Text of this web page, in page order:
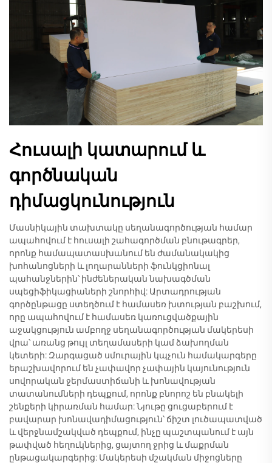
Հուսալի կատարում և
գործնական
դիմացկունություն
Մասնիկային տախտակը սեղանագործության համար
ապահովում է հուսալի շահագործման բնութագրեր,
որոնք համապատասխանում են ժամանակակից
խոհանոցների և լողարանների ֆունկցիոնալ
պահանջներին՝ ինժեներական նախագծման
սպեցիֆիկացիաների շնորհիվ: Արտադրության
գործընթացը ստեղծում է համասեռ խտության բաշխում,
որը ապահովում է համասեռ կառուցվածքային
աջակցություն ամբողջ սեղանագործության մակերեսի
վրա՝ առանց թույլ տեղամասերի կամ ձախողման
կետերի: Զարգացած սմուրային կպչուն համակարգերը
երաշխավորում են չափավոր չափային կայունություն
սովորական ջերմաստիճանի և խոնավության
տատանումների դեպքում, որոնք բնորոշ են բնակելի
շենքերի կիրառման համար: Նյութը ցուցաբերում է
բավարար խոնավադիմացություն՝ ճիշտ լուծապատված
և վերջնամշակված դեպքում, ինչը պաշտպանում է այն
թափված հեղուկներից, ցայտող ջրից և մաքրման
ընթացակարգերից: Մակերեսի մշակման միջոցները